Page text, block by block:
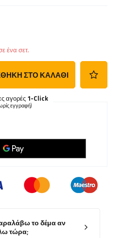
ένα σετ.
ΣΤΟ ΚΑΛΆΘΙ
αγορές 1-Click
εγγραφή)
το δέμα αν
τώρα;